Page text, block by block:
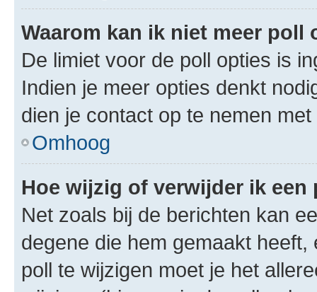
Waarom kan ik niet meer poll
De limiet voor de poll opties is
Indien je meer opties denkt
dien je contact op te nemen
Omhoog
Hoe wijzig of verwijder ik een
Net zoals bij de berichten kan
degene die hem gemaakt
poll te wijzigen moet je het